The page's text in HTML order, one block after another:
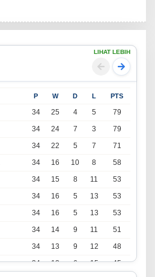
LIHAT LEBIH
P W D L PTS
34 25 4 5
79
34 24 7 3
79
34 22 5 7
71
34 16 10 8
58
34 15 8 11
53
34 16 5 13
53
34 16 5 13
53
34 14 9 11
51
34 13 9 12
48
34 13 6 15
45